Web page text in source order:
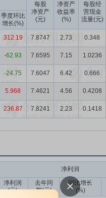
每股
净资产
(元)
净资产
收益率
(%)
每股经
营现金
流量(元)
季度环比
增长(%)
312.19 7.8747 2.73 0.348
-62.93 7.6595 7.15 1.0236
-24.75 7.6047 6.42 0.666
5.968 7.4621 4.56 0.4208
236.87 7.8241 2.23 0.1418
净利润
净利润
(元)
去年同
期(元)
同比增长
(%)